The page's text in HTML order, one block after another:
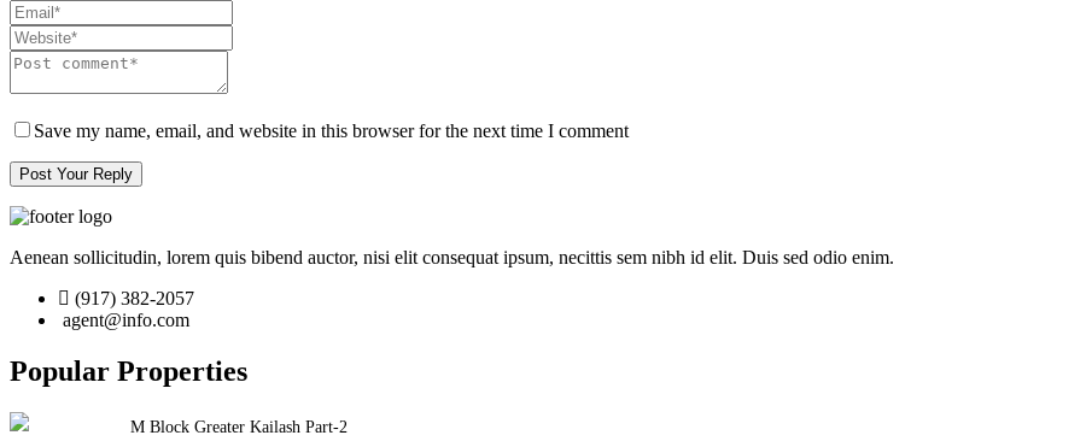
Save my name, email, and website in this browser for the next time I comment
Post Your Reply
Aenean sollicitudin, lorem quis bibend auctor, nisi elit consequat ipsum, necittis sem nibh id elit. Duis sed odio enim.
(917) 382-2057
agent@info.com
Popular Properties
M Block Greater Kailash Part-2